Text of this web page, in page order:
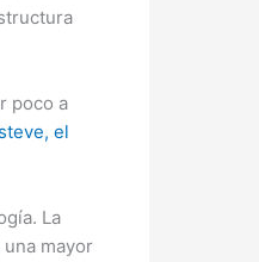
poco a
el
La
mayor